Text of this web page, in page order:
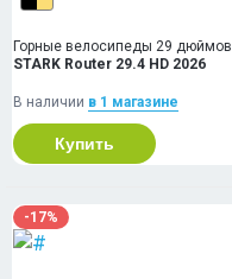
Горные велосипеды 29 дюймов
STARK Router 29.4 HD 2026
В наличии в 1 магазинe
Купить
-17%